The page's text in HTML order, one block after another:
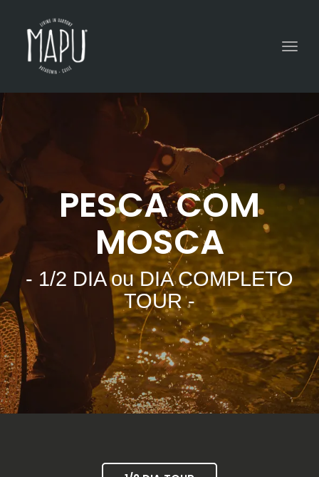
PESCA COM
MOSCA
- 1/2 DIA ou DIA COMPLETO
TOUR -